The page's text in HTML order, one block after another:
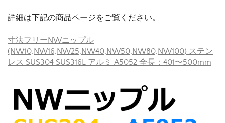
詳細は下記の商品ページをご覧ください。
寸法フリーNWニップル
(NW10,NW16,NW25,NW40,NW50,NW80,NW100) ステン
レス SUS304 SUS316L アルミ A5052 全長：401〜500mm